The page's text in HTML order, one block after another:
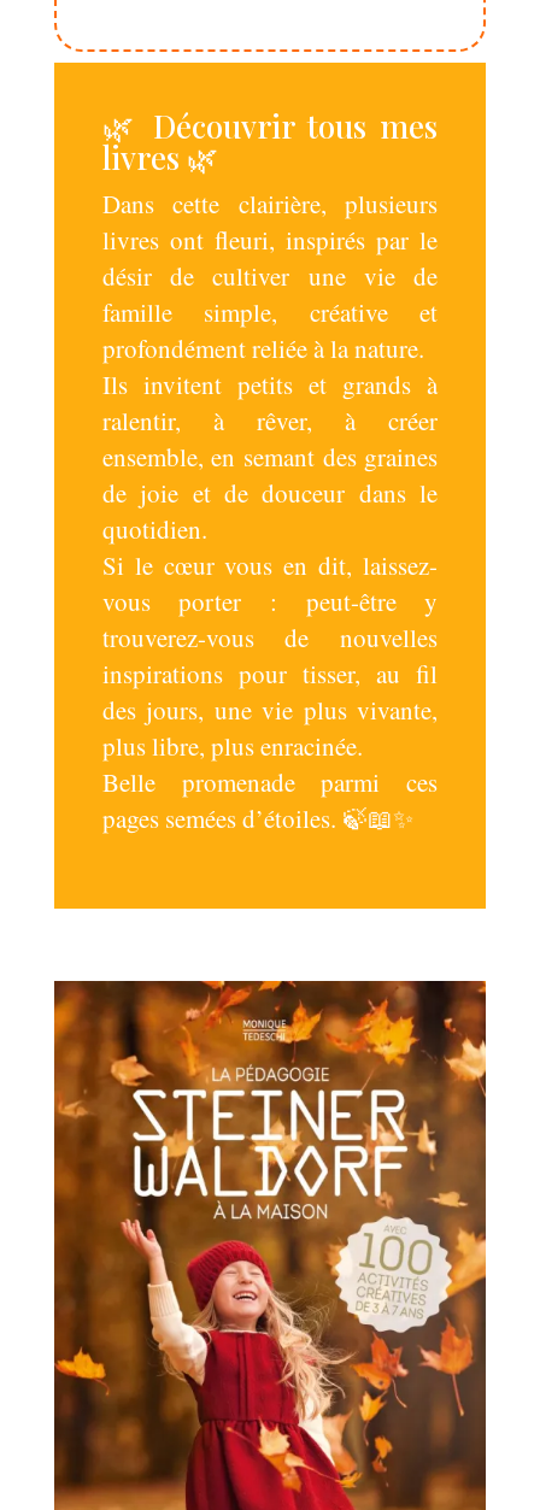
🌿 Découvrir tous mes
livres 🌿
Dans cette clairière, plusieurs
livres ont fleuri, inspirés par le
désir de cultiver une vie de
famille simple, créative et
profondément reliée à la nature.
Ils invitent petits et grands à
ralentir, à rêver, à créer
ensemble, en semant des graines
de joie et de douceur dans le
quotidien.
Si le cœur vous en dit, laissez-
vous porter : peut-être y
trouverez-vous de nouvelles
inspirations pour tisser, au fil
des jours, une vie plus vivante,
plus libre, plus enracinée.
Belle promenade parmi ces
pages semées d’étoiles. 🍃📖✨